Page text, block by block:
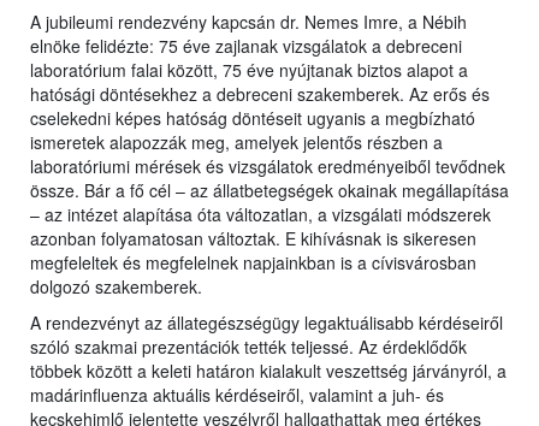
A jubileumi rendezvény kapcsán dr. Nemes Imre, a Nébih
elnöke felidézte: 75 éve zajlanak vizsgálatok a debreceni
laboratórium falai között, 75 éve nyújtanak biztos alapot a
hatósági döntésekhez a debreceni szakemberek. Az erős és
cselekedni képes hatóság döntéseit ugyanis a megbízható
ismeretek alapozzák meg, amelyek jelentős részben a
laboratóriumi mérések és vizsgálatok eredményeiből tevődnek
össze. Bár a fő cél – az állatbetegségek okainak megállapítása
– az intézet alapítása óta változatlan, a vizsgálati módszerek
azonban folyamatosan változtak. E kihívásnak is sikeresen
megfeleltek és megfelelnek napjainkban is a cívisvárosban
dolgozó szakemberek.
A rendezvényt az állategészségügy legaktuálisabb kérdéseiről
szóló szakmai prezentációk tették teljessé. Az érdeklődők
többek között a keleti határon kialakult veszettség járványról, a
madárinfluenza aktuális kérdéseiről, valamint a juh- és
kecskehimlő jelentette veszélyről hallgathattak meg értékes